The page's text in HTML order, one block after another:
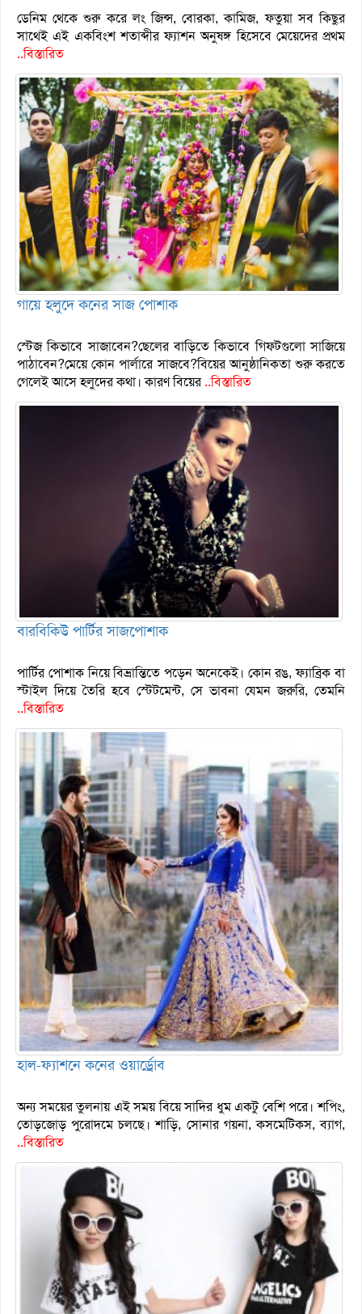
ডেনিম থেকে শুরু করে লং জিন্স, বোরকা, কামিজ, ফতুয়া সব কিছুর
সাথেই এই একবিংশ শতাব্দীর ফ্যাশন অনুষঙ্গ হিসেবে মেয়েদের প্রথম
..বিস্তারিত
গায়ে হলুদে কনের সাজ পোশাক
স্টেজ কিভাবে সাজাবেন?ছেলের বাড়িতে কিভাবে গিফটগুলো সাজিয়ে
পাঠাবেন?মেয়ে কোন পার্লারে সাজবে?বিয়ের আনুষ্ঠানিকতা শুরু করতে
গেলেই আসে হলুদের কথা। কারণ বিয়ের..বিস্তারিত
বারবিকিউ পার্টির সাজপোশাক
পার্টির পোশাক নিয়ে বিভ্রান্তিতে পড়েন অনেকেই। কোন রঙ, ফ্যাব্রিক বা
স্টাইল দিয়ে তৈরি হবে স্টেটমেন্ট, সে ভাবনা যেমন জরুরি, তেমনি
..বিস্তারিত
হাল-ফ্যাশনে কনের ওয়ার্ড্রোব
অন্য সময়ের তুলনায় এই সময় বিয়ে সাদির ধুম একটু বেশি পরে। শপিং,
তোড়জোড় পুরোদমে চলছে। শাড়ি, সোনার গয়না, কসমেটিকস, ব্যাগ,
..বিস্তারিত